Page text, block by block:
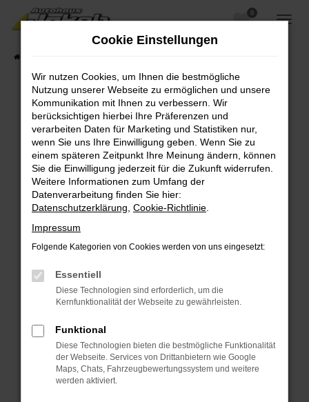
Zum
Hauptinhalt
0
Fehler: Network Error
Beim Laden ist ein Fehler aufgetreten.
Hier sind ein paar Tipps, die dir helfen können:
Überprüfe deine Firewall und deine
Internetverbindung.
Laden andere Webseiten, zum Beispiel deine
Suchmaschine?
Prüfe deine Browsererweiterungen.
Manche Erweiterungen, wie Werbeblocker,
können das Laden bestimmter Seiten
verhindern. Funktioniert die Seite in einem
Fenster?
Starte dein Gerät neu.
Das kann manchmal helfen, vorübergehende
Probleme zu beheben.
Cookie Einstellungen
Wir nutzen Cookies, um Ihnen die bestmögliche
Nutzung unserer Webseite zu ermöglichen und unsere
Kommunikation mit Ihnen zu verbessern. Wir
berücksichtigen hierbei Ihre Präferenzen und
verarbeiten Daten für Marketing und Statistiken nur,
wenn Sie uns Ihre Einwilligung geben. Wenn Sie zu
einem späteren Zeitpunkt Ihre Meinung ändern, können
Sie die Einwilligung jederzeit für die Zukunft widerrufen.
Weitere Informationen zum Umfang der
Datenverarbeitung finden Sie hier:
Datenschutzerklärung Cookie-Richtlinie
Impressum
Folgende Kategorien von Cookies werden von uns eingesetzt:
Essentiell
Diese Technologien sind erforderlich, um die
Kernfunktionalität der Webseite zu gewährleisten.
Funktional
Diese Technologien bieten die bestmögliche Funktionalität
der Webseite. Services von Drittanbietern wie Google
Maps, Chats, Fahrzeugbewertungssystem und weitere
werden aktiviert.